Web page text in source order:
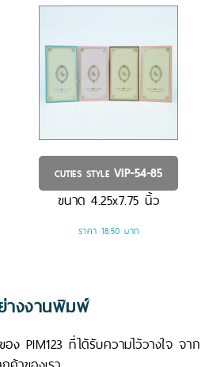
CUTIES STYLE VIP-54-85
ขนาด4.25x7.75 นิ้ว
ราคา 18.50 บาท
างงานพิมพ์
ง PIM123 ที่ได้รับความไว้วางใจ จาก